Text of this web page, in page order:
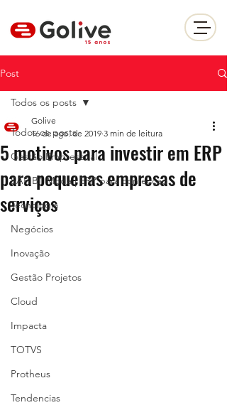
Post
Todos os posts
Gestão Empresarial
SAP B1 Moda | ERP para confecçao
Tecnologia
Negócios
Inovação
Gestão Projetos
Cloud
Impacta
TOTVS
Protheus
Tendencias
Todos os posts
5 motivos para investir em ERP
para pequenas empresas de
serviços
Golive
16 de ago. de 2019 3 min de leitura